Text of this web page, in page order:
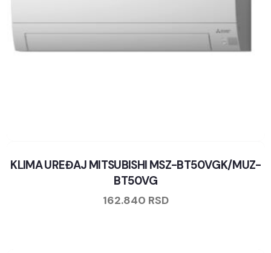
KLIMA UREĐAJ MITSUBISHI MSZ-BT50VGK/MUZ-
BT50VG
162.840 RSD